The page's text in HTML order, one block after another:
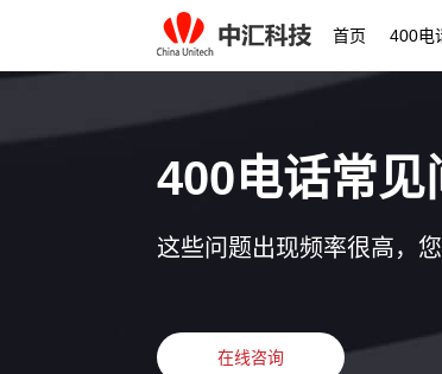
首页 400电
400电话常见
这些问题出现频率很高，
在线咨询